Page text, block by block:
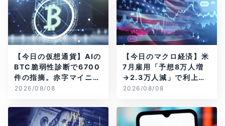
【今日の仮想通貨】AIの
BTC脆弱性診断で6700
件の指摘。赤字マイニン
グ企業はAIに賭ける
2026/08/08
【今日のマクロ経済】米
7月雇用「予想8万人増
→2.3万人減」で利上げ
観測後退
2026/08/08